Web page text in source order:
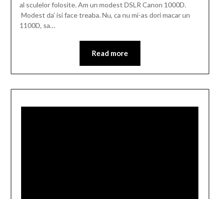
al sculelor folosite. Am un modest DSLR Canon 1000D.
Modest da’ isi face treaba. Nu, ca nu mi-as dori macar un
1100D, sa…
Read more